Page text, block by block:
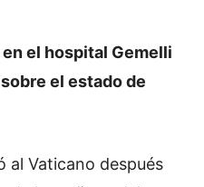
el hospital Gemelli
el estado de
al Vaticano después